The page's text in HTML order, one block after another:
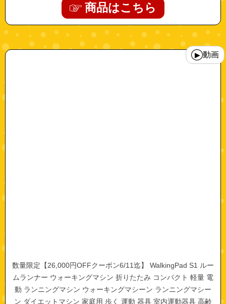
商品はこちら
"walkingpads1"
▶ 動画
数量限定【26,000円OFFクーポン6/11迄】 WalkingPad S1 ルー
ムランナー ウォーキングマシン 折りたたみ コンパクト 軽量 電
動 ランニングマシン ウォーキングマシーン ランニングマシー
ン ダイエットマシン 家庭用 歩く 運動 器具 室内運動器具 高齢